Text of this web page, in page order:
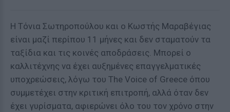
H Τόνια Σωτηροπούλου και ο Κωστής Μαραβέγιας
είναι μαζί περίπου 11 μήνες και δεν σταματούν τα
ταξίδια και τις κοινές αποδράσεις. Μπορεί ο
καλλιτέχνης να έχει αυξημένες επαγγελματικές
υποχρεώσεις, λόγω του The Voice of Greece όπου
συμμετέχει στην κριτική επιτροπή, αλλά όταν δεν
έχει γυρίσματα, αφιερώνει όλο του τον χρόνο στην